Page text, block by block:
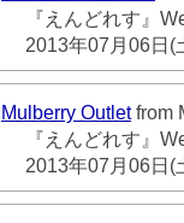
『えんどれす』
2013年07月06日(
Mulberry Outletfrom
『えんどれす』
2013年07月06日(